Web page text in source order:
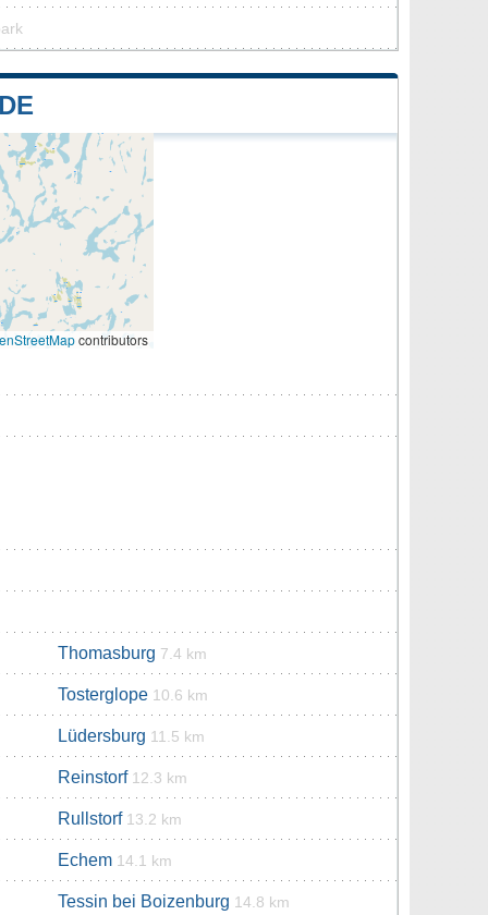
contributors
Thomasburg 7.4 km
Tosterglope 10.6 km
Lüdersburg 11.5 km
Reinstorf 12.3 km
Rullstorf 13.2 km
Echem 14.1 km
Tessin bei Boizenburg 14.8 km